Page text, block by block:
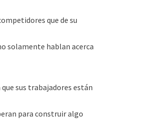
que de su
solamente hablan acerca
sus trabajadores están
para construir algo